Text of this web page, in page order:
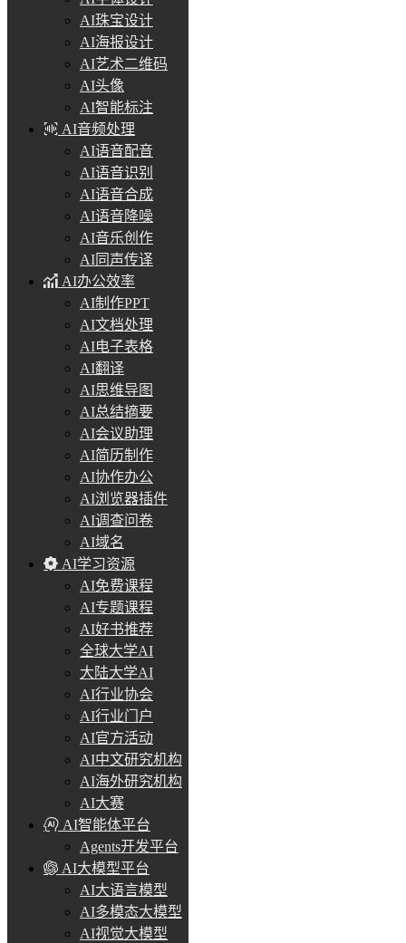
AI珠宝设计
AI海报设计
AI艺术二维码
AI头像
AI智能标注
AI音频处理
AI语音配音
AI语音识别
AI语音合成
AI语音降噪
AI音乐创作
AI同声传译
AI办公效率
AI制作PPT
AI文档处理
AI电子表格
AI翻译
AI思维导图
AI总结摘要
AI会议助理
AI简历制作
AI协作办公
AI浏览器插件
AI调查问卷
AI域名
AI学习资源
AI免费课程
AI专题课程
AI好书推荐
全球大学AI
大陆大学AI
AI行业协会
AI行业门户
AI官方活动
AI中文研究机构
AI海外研究机构
AI大赛
AI智能体平台
Agents开发平台
AI大模型平台
AI大语言模型
AI多模态大模型
AI视觉大模型